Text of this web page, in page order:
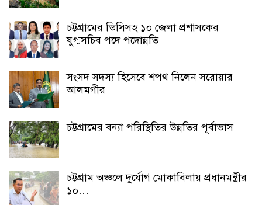
চট্টগ্রামের ডিসিসহ ১০ জেলা প্রশাসকের
যুগ্মসচিব পদে পদোন্নতি
সংসদ সদস্য হিসেবে শপথ নিলেন সরোয়ার
আলমগীর
চট্টগ্রামের বন্যা পরিস্থিতির উন্নতির পূর্বাভাস
চট্টগ্রাম অঞ্চলে দুর্যোগ মোকাবিলায় প্রধানমন্ত্রীর
১০…